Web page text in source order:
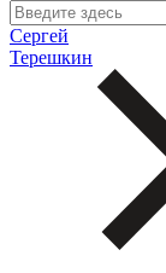
Сергей
Терешкин